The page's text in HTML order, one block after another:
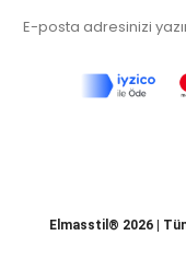
Elmasstil® 2026 |